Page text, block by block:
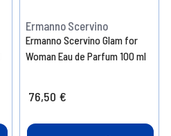
Ermanno Scervino
Ermanno Scervino Glam for
Woman Eau de Parfum 100 ml
76,50 €